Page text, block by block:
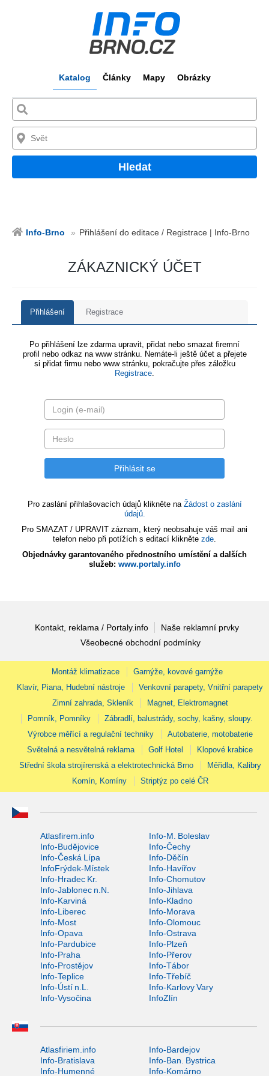
Katalog Články Mapy Obrázky
Hledat
Info-Brno Přihlášení do editace / Registrace | Info-Brno
ZÁKAZNICKÝ ÚČET
Přihlášení Registrace
Po přihlášení lze zdarma upravit, přidat nebo smazat firemní
profil nebo odkaz na www stránku. Nemáte-li ještě účet a přejete
si přidat firmu nebo www stránku, pokračujte přes záložku
Registrace.
Pro zaslání přihlašovacích údajů klikněte na Žádost o zaslání
údajů.
Pro SMAZAT / UPRAVIT záznam, který neobsahuje váš mail ani
telefon nebo při potížích s editací klikněte zde.
Objednávky garantovaného přednostního umístění a dalších
služeb: www.portaly.info
Kontakt, reklama / Portaly.info
Naše reklamní prvky
Všeobecné obchodní podmínky
Montáž klimatizace
Garnýže, kovové garnýže
Klavír, Piana, Hudební nástroje
Venkovní parapety, Vnitřní parapety
Zimní zahrada, Skleník
Magnet, Elektromagnet
Pomník, Pomníky
Zábradlí, balustrády, sochy, kašny, sloupy.
Výrobce měřící a regulační techniky
Autobaterie, motobaterie
Světelná a nesvětelná reklama
Golf Hotel
Klopové krabice
Střední škola strojírenská a elektrotechnická Brno
Měřidla, Kalibry
Komín, Komíny
Striptýz po celé ČR
Atlasfirem.info
Info-M. Boleslav
Info-Budějovice
Info-Čechy
Info-Česká Lípa
Info-Děčín
InfoFrýdek-Místek
Info-Havířov
Info-Hradec Kr.
Info-Chomutov
Info-Jablonec n.N.
Info-Jihlava
Info-Karviná
Info-Kladno
Info-Liberec
Info-Morava
Info-Most
Info-Olomouc
Info-Opava
Info-Ostrava
Info-Pardubice
Info-Plzeň
Info-Praha
Info-Přerov
Info-Prostějov
Info-Tábor
Info-Teplice
Info-Třebíč
Info-Ústí n.L.
Info-Karlovy Vary
Info-Vysočina
InfoZlín
Atlasfiriem.info
Info-Bardejov
Info-Bratislava
Info-Ban. Bystrica
Info-Humenné
Info-Komárno